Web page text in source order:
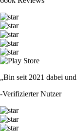
„Bin seit 2021 dabei
-Verifizierter Nutzer